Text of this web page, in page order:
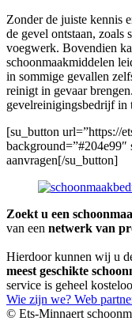
Zonder de juiste kennis
de gevel ontstaan, zoals
voegwerk. Bovendien
schoonmaakmiddelen
in sommige gevallen
reinigt in gevaar
gevelreinigingsbedrijf in
[su_button url=”https://
aanvragen[/su_button]
Zoekt u een
van een netwerk van
Hierdoor kunnen wij u
meest geschikte
service is geheel
Wie zijn we? Web
© Ets-Minnaert